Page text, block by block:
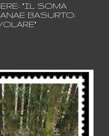
"IL SOMA
BASURTO: